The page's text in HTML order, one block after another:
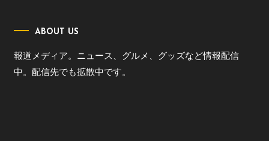
ABOUT US
報道メディア。ニュース、グルメ、グッズなど情報配信
中。配信先でも拡散中です。